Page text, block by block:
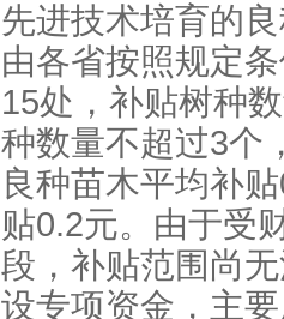
先进技术培育的
由各省按照规定
15处，补贴树种
种数量不超过3个
良种苗木平均补
贴0.2元。由于受
段，补贴范围尚
设专项资金 ，主